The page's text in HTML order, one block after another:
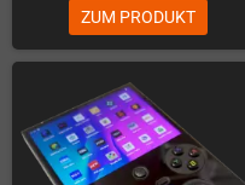
ZUM PRODUKT